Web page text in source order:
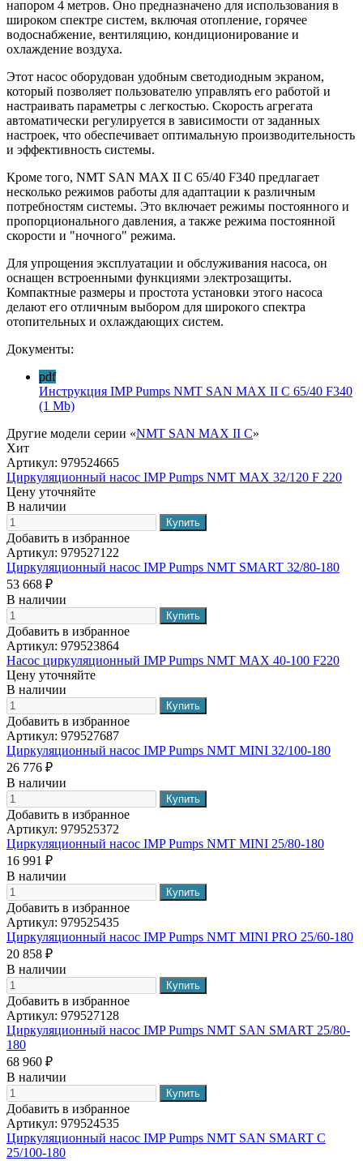
напором 4 метров. Оно предназначено для использования в
широком спектре систем, включая отопление, горячее
водоснабжение, вентиляцию, кондиционирование и
охлаждение воздуха.
Этот насос оборудован удобным светодиодным экраном,
который позволяет пользователю управлять его работой и
настраивать параметры с легкостью. Скорость агрегата
автоматически регулируется в зависимости от заданных
настроек, что обеспечивает оптимальную производительность
и эффективность системы.
Кроме того, NMT SAN MAX II C 65/40 F340 предлагает
несколько режимов работы для адаптации к различным
потребностям системы. Это включает режимы постоянного и
пропорционального давления, а также режима постоянной
скорости и "ночного" режима.
Для упрощения эксплуатации и обслуживания насоса, он
оснащен встроенными функциями электрозащиты.
Компактные размеры и простота установки этого насоса
делают его отличным выбором для широкого спектра
отопительных и охлаждающих систем.
Документы:
pdf
Инструкция IMP Pumps NMT SAN MAX II C 65/40 F340
(1 Mb)
Другие модели серии «NMT SAN MAX II C»
Хит
Артикул: 979524665
Циркуляционный насос IMP Pumps NMT MAX 32/120 F 220
Цену уточняйте
В наличии
Добавить в избранное
Артикул: 979527122
Циркуляционный насос IMP Pumps NMT SMART 32/80-180
53 668 ₽
В наличии
Добавить в избранное
Артикул: 979523864
Насос циркуляционный IMP Pumps NMT MAX 40-100 F220
Цену уточняйте
В наличии
Добавить в избранное
Артикул: 979527687
Циркуляционный насос IMP Pumps NMT MINI 32/100-180
26 776 ₽
В наличии
Добавить в избранное
Артикул: 979525372
Циркуляционный насос IMP Pumps NMT MINI 25/80-180
16 991 ₽
В наличии
Добавить в избранное
Артикул: 979525435
Циркуляционный насос IMP Pumps NMT MINI PRO 25/60-180
20 858 ₽
В наличии
Добавить в избранное
Артикул: 979527128
Циркуляционный насос IMP Pumps NMT SAN SMART 25/80-
180
68 960 ₽
В наличии
Добавить в избранное
Артикул: 979524535
Циркуляционный насос IMP Pumps NMT SAN SMART C
25/100-180